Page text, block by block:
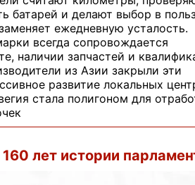
батарей и делают выбор в
ежедневную усталость.
всегда сопровождается
наличии запчастей и
из Азии закрыли эти
развитие локальных
стала полигоном для
лет истории